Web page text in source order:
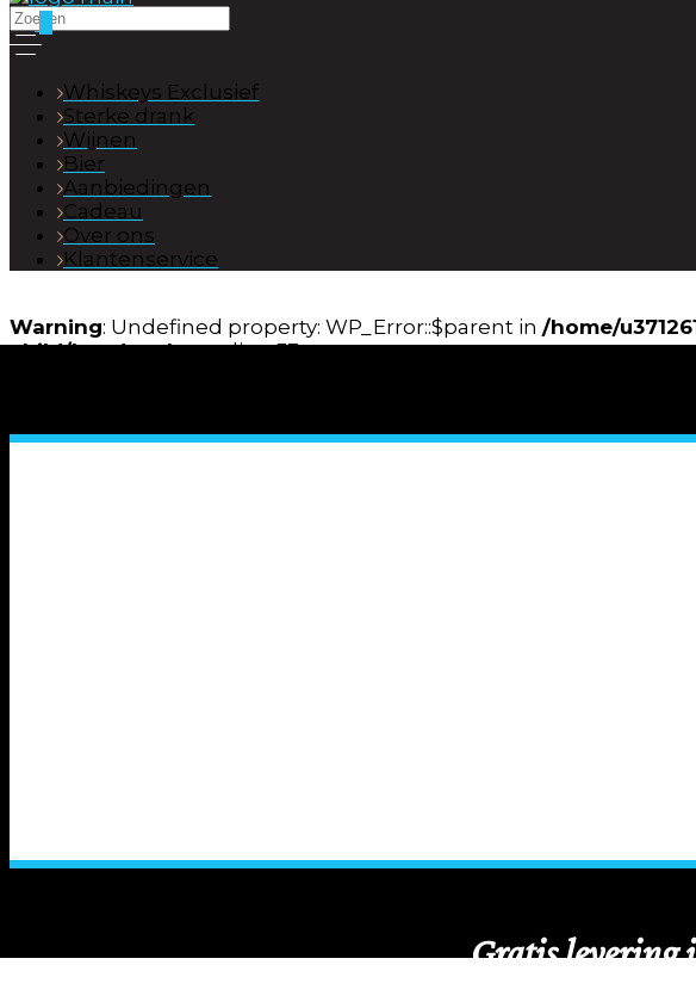
Whiskeys Exclusief
Sterke drank
Wijnen
Bier
Aanbiedingen
Cadeau
Over ons
Klantenservice
Warning: Undefined property: WP_Error::$parent in /home/
child/header.phpon line53